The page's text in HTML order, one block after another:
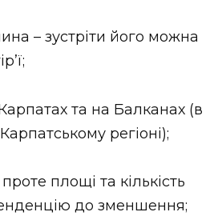
– зустріти його можна
та на Балканах (в
регіоні);
площі та кількість
до зменшення;